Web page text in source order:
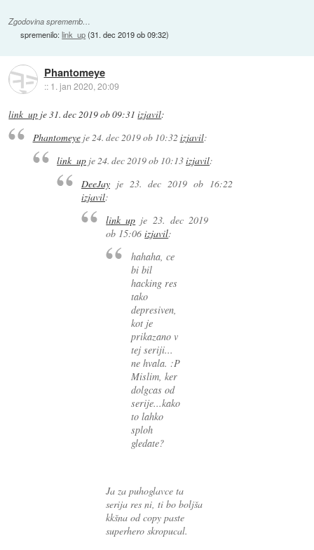
Zgodovina sprememb…
spremenilo:link_up(31. dec 2019 ob 09:32)
Phantomeye
:: 1. jan 2020, 20:09
link_up je31. dec 2019 ob 09:31 izjavil:
Phantomeyeje24. dec 2019 ob 10:32 izjavil:
link_up je24. dec 2019 ob 10:13izjavil:
DeeJayje 23. dec 2019 ob 16:22
izjavil:
link_up je 23. dec 2019
ob 15:06 izjavil:
hahaha, ce
bi bil
hacking res
tako
depresiven,
kot je
prikazano v
tej seriji...
ne hvala. :P
Mislim, ker
dolgcas od
serije...kako
to lahko
sploh
gledate?
Ja za puhoglavce ta
serija res ni, ti bo boljša
kkšna od copy paste
superhero skropucal.